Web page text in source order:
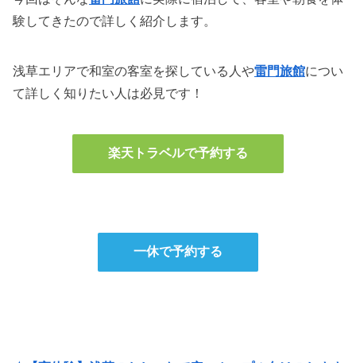
験してきたので詳しく紹介します。
浅草エリアで和室の客室を探している人や雷門旅館につい
て詳しく知りたい人は必見です！
楽天トラベルで予約する
一休で予約する